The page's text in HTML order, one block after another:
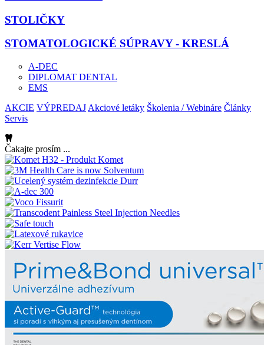
STOLIČKY
STOMATOLOGICKÉ SÚPRAVY - KRESLÁ
A-DEC
DIPLOMAT DENTAL
EMS
AKCIE VÝPREDAJ Akciové letáky Školenia / Webináre Články
Servis
Čakajte prosím ...